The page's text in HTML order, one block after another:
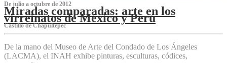
De julio a octubre de 2012
Miradas comparadas: arte en los
virreinatos de México y Perú
Castillo de Chapultepec
De la mano del Museo de Arte del Condado de Los Ángeles
(LACMA), el INAH exhibe pinturas, esculturas, códices,